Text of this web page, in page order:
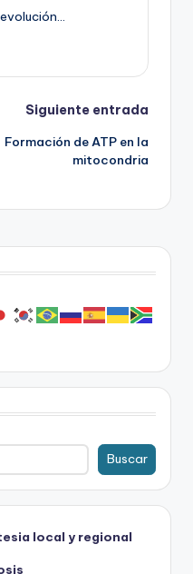
Siguiente entrada
Formación de ATP en la
mitocondria
Buscar
local y regional